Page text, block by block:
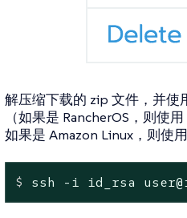
解压缩下载的 zip 文件，并使
（如果是 RancherOS，则使用
如果是 Amazon Linux，则使用
$ ssh -i id_rsa